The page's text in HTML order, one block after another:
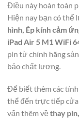
Điều này hoàn toàn
Hiện nay bạn có thể
hình, Ép kính cảm
iPad Air 5 M1 WiFi
pin từ chính hãng
bảo chất lượng.
Để biết thêm các
thể đến trực tiếp
vấn thêm về thay